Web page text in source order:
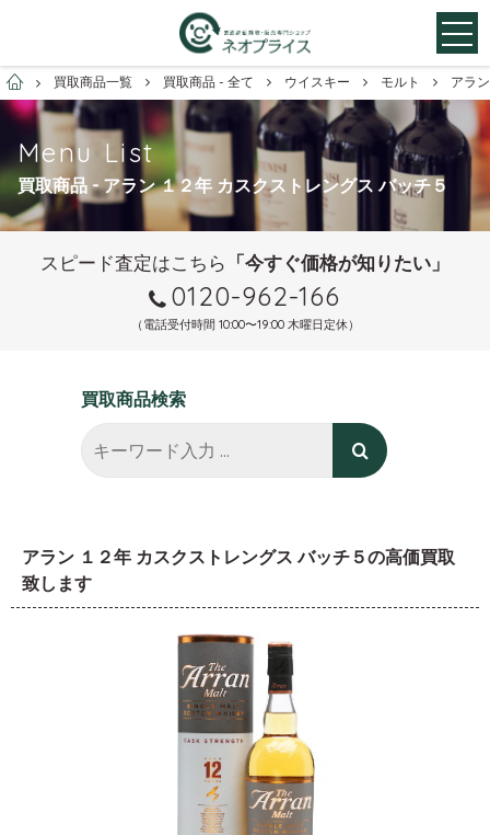
お酒買取専門店ネオプライス
買取商品一覧 買取商品 - 全て ウイスキー モルト アラ
Menu List
買取商品 - アラン １２年 カスクストレングス バッチ５
スピード査定はこちら 「今すぐ価格が知りたい」
0120-962-166
（電話受付時間 10:00〜19:00 木曜日定休）
買取商品検索
アラン １２年 カスクストレングス バッチ５の高価買取
致します